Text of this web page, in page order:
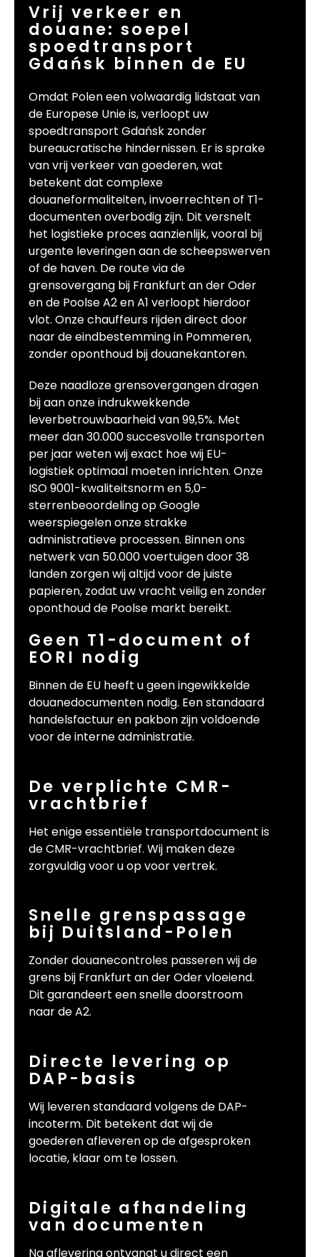
Vrij verkeer en
douane: soepel
spoedtransport
Gdańsk binnen de EU
Omdat Polen een volwaardig lidstaat van
de Europese Unie is, verloopt uw
spoedtransport Gdańsk zonder
bureaucratische hindernissen. Er is sprake
van vrij verkeer van goederen, wat
betekent dat complexe
douaneformaliteiten, invoerrechten of T1-
documenten overbodig zijn. Dit versnelt
het logistieke proces aanzienlijk, vooral bij
urgente leveringen aan de scheepswerven
of de haven. De route via de
grensovergang bij Frankfurt an der Oder
en de Poolse A2 en A1 verloopt hierdoor
vlot. Onze chauffeurs rijden direct door
naar de eindbestemming in Pommeren,
zonder oponthoud bij douanekantoren.
Deze naadloze grensovergangen dragen
bij aan onze indrukwekkende
leverbetrouwbaarheid van 99,5%. Met
meer dan 30.000 succesvolle transporten
per jaar weten wij exact hoe wij EU-
logistiek optimaal moeten inrichten. Onze
ISO 9001-kwaliteitsnorm en 5,0-
sterrenbeoordeling op Google
weerspiegelen onze strakke
administratieve processen. Binnen ons
netwerk van 50.000 voertuigen door 38
landen zorgen wij altijd voor de juiste
papieren, zodat uw vracht veilig en zonder
oponthoud de Poolse markt bereikt.
Geen T1-document of
EORI nodig
Binnen de EU heeft u geen ingewikkelde
douanedocumenten nodig. Een standaard
handelsfactuur en pakbon zijn voldoende
voor de interne administratie.
De verplichte CMR-
vrachtbrief
Het enige essentiële transportdocument is
de CMR-vrachtbrief. Wij maken deze
zorgvuldig voor u op voor vertrek.
Snelle grenspassage
bij Duitsland-Polen
Zonder douanecontroles passeren wij de
grens bij Frankfurt an der Oder vloeiend.
Dit garandeert een snelle doorstroom
naar de A2.
Directe levering op
DAP-basis
Wij leveren standaard volgens de DAP-
incoterm. Dit betekent dat wij de
goederen afleveren op de afgesproken
locatie, klaar om te lossen.
Digitale afhandeling
van documenten
Na aflevering ontvangt u direct een